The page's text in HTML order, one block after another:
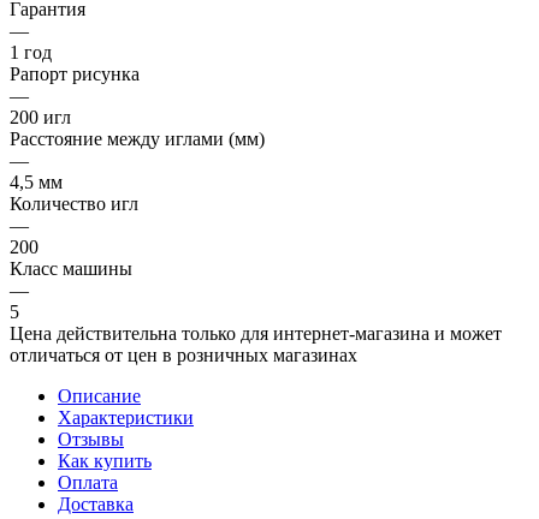
Гарантия
—
1 год
Рапорт рисунка
—
200 игл
Расстояние между иглами (мм)
—
4,5 мм
Количество игл
—
200
Класс машины
—
5
Цена действительна только для интернет-магазина и может
отличаться от цен в розничных магазинах
Описание
Характеристики
Отзывы
Как купить
Оплата
Доставка